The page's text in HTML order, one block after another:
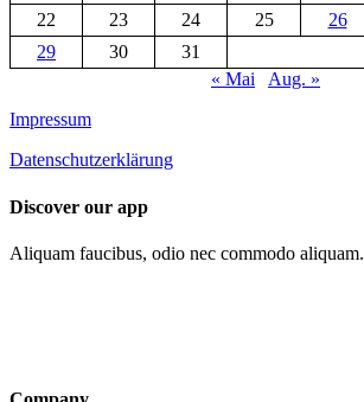
22
23 24 25 26
29
30
31
« Mai
Aug. »
Impressum
Datenschutzerklärung
Discover our app
Aliquam faucibus, odio nec commodo aliquam.